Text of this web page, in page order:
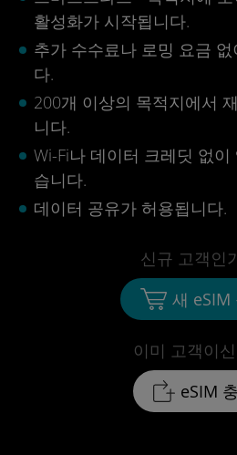
활성화가 시작됩니다.
추가 수수료나 로밍 요금
다.
200개 이상의 목적지에서
니다.
Wi-Fi나 데이터 크레딧 없
습니다.
데이터 공유가 허용됩니다.
이미 고객이
eSIM
신규 고객인
새 eSIM